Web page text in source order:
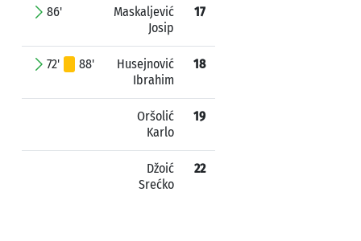
86'
Maskaljević
Josip
17
72' 88'
Husejnović
Ibrahim
18
Oršolić
Karlo
19
Džoić
Srećko
22